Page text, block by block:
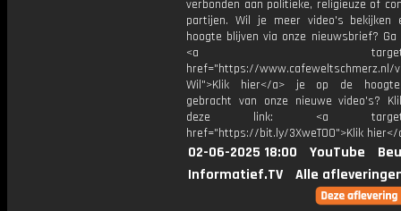
verbonden aan politieke, religieuze of
partijen. Wil je meer video's bekijken
hoogte blijven via onze nieuwsbrief? Ga
<a
href="https://www.cafeweltschmerz.nl/
Wil">Klik hier</a> je op de
gebracht van onze nieuwe video's?
deze link: <a
href="https://bit.ly/3XweTO0">Klik hier</
02-06-2025 18:00 YouTube
Informatief.TV
Alle